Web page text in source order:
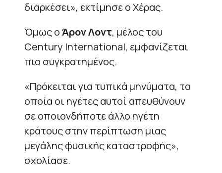
διαρκέσει», εκτίμησε ο Χέρας.
Όμως οΆρον Λοντ, μέλος του
Century International, εμφανίζεται
πιο συγκρατημένος.
«Πρόκειται για τυπικά μηνύματα, τα
οποία οι ηγέτες αυτοί απευθύνουν
σε οποιονδήποτε άλλο ηγέτη
κράτους στην περίπτωση μιας
μεγάλης φυσικής καταστροφής»,
σχολίασε.